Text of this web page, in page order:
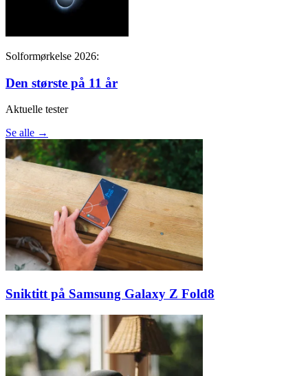
Solformørkelse 2026:
Den største på 11 år
Aktuelle tester
Se alle →
Sniktitt på Samsung Galaxy Z Fold8